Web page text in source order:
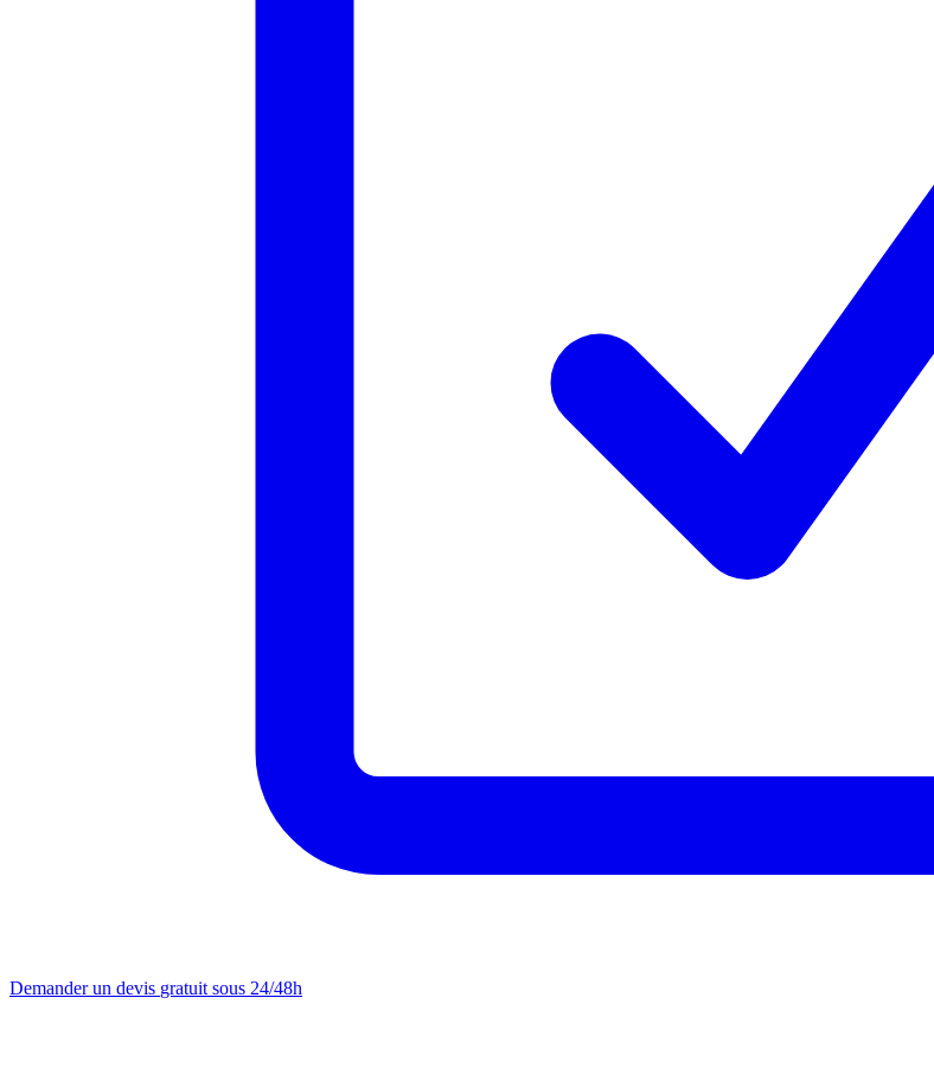
Demander un devis gratuit sous 24/48h